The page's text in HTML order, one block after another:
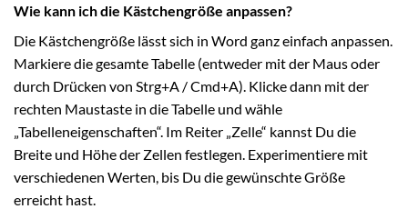
Wie kann ich die Kästchengröße anpassen?
Die Kästchengröße lässt sich in Word ganz einfach anpassen.
Markiere die gesamte Tabelle (entweder mit der Maus oder
durch Drücken von Strg+A / Cmd+A). Klicke dann mit der
rechten Maustaste in die Tabelle und wähle
„Tabelleneigenschaften“. Im Reiter „Zelle“ kannst Du die
Breite und Höhe der Zellen festlegen. Experimentiere mit
verschiedenen Werten, bis Du die gewünschte Größe
erreicht hast.